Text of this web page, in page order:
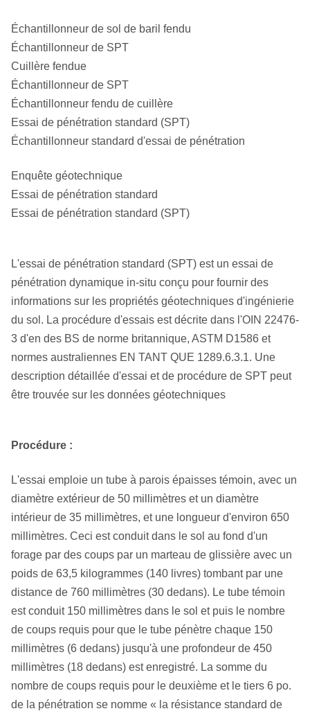
Échantillonneur de sol de baril fendu
Échantillonneur de SPT
Cuillère fendue
Échantillonneur de SPT
Échantillonneur fendu de cuillère
Essai de pénétration standard (SPT)
Échantillonneur standard d'essai de pénétration
Enquête géotechnique
Essai de pénétration standard
Essai de pénétration standard (SPT)
L'essai de pénétration standard (SPT) est un essai de
pénétration dynamique in-situ conçu pour fournir des
informations sur les propriétés géotechniques d'ingénierie
du sol. La procédure d'essais est décrite dans l'OIN 22476-
3 d'en des BS de norme britannique, ASTM D1586 et
normes australiennes EN TANT QUE 1289.6.3.1. Une
description détaillée d'essai et de procédure de SPT peut
être trouvée sur les données géotechniques
Procédure :
L'essai emploie un tube à parois épaisses témoin, avec un
diamètre extérieur de 50 millimètres et un diamètre
intérieur de 35 millimètres, et une longueur d'environ 650
millimètres. Ceci est conduit dans le sol au fond d'un
forage par des coups par un marteau de glissière avec un
poids de 63,5 kilogrammes (140 livres) tombant par une
distance de 760 millimètres (30 dedans). Le tube témoin
est conduit 150 millimètres dans le sol et puis le nombre
de coups requis pour que le tube pénètre chaque 150
millimètres (6 dedans) jusqu'à une profondeur de 450
millimètres (18 dedans) est enregistré. La somme du
nombre de coups requis pour le deuxième et le tiers 6 po.
de la pénétration se nomme « la résistance standard de